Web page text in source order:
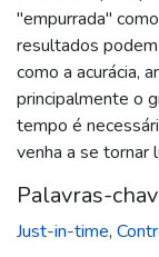
"empurrada"
resultados
como a acurácia,
principalmente o
tempo é
venha a se tornar
Palavras-
Just-in-time,